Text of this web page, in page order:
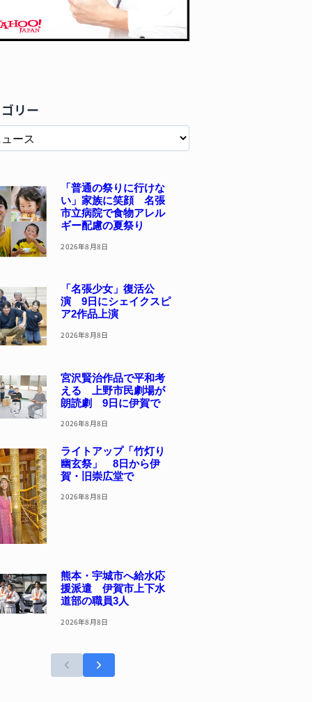
リー
「普通の祭りに行けな
い」家族に笑顔 名張
市立病院で食物アレル
ギー配慮の夏祭り
2026年8月8日
「名張少女」復活公
演 9日にシェイクスピ
ア2作品上演
2026年8月8日
宮沢賢治作品で平和考
える 上野市民劇場が
朗読劇 9日に伊賀で
2026年8月8日
ライトアップ「竹灯り
幽玄祭」 8日から伊
賀・旧崇広堂で
2026年8月8日
熊本・宇城市へ給水応
援派遣 伊賀市上下水
道部の職員3人
2026年8月8日